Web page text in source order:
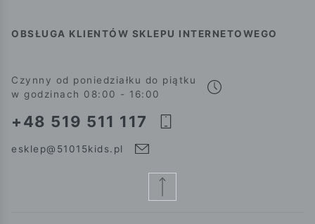
OBSŁUGA KLIENTÓW SKLEPU INTERNETOWEGO
Czynny od poniedziałku do piątku
w godzinach 08:00 - 16:00
+48 519 511 117
esklep@51015kids.pl